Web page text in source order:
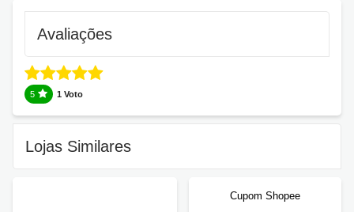
Avaliações
5 1 Voto
Lojas Similares
Cupom Shopee